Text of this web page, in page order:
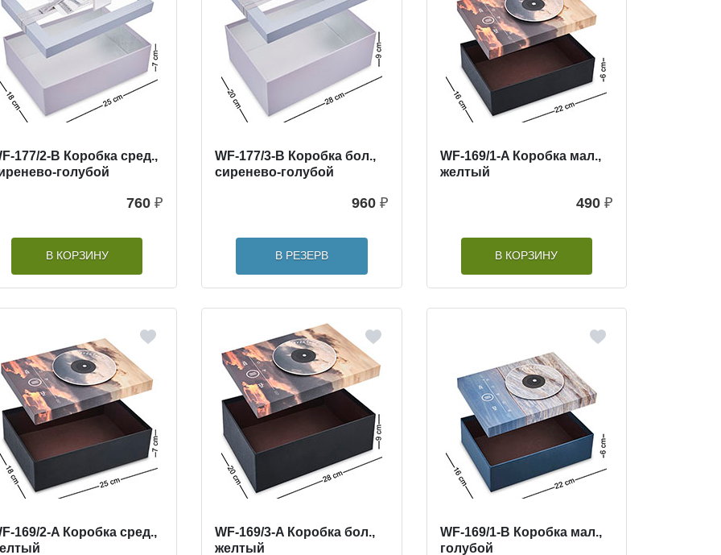
177/2-B Коробка сред.,
голубой
760 ₽
В КОРЗИНУ
WF-177/3-B Коробка бол.,
сиренево-голубой
960 ₽
В РЕЗЕРВ
WF-169/1-A Коробка мал.,
желтый
490 ₽
В КОРЗИНУ
169/2-A Коробка сред.,
WF-169/3-A Коробка бол.,
желтый
WF-169/1-B Коробка мал.,
голубой